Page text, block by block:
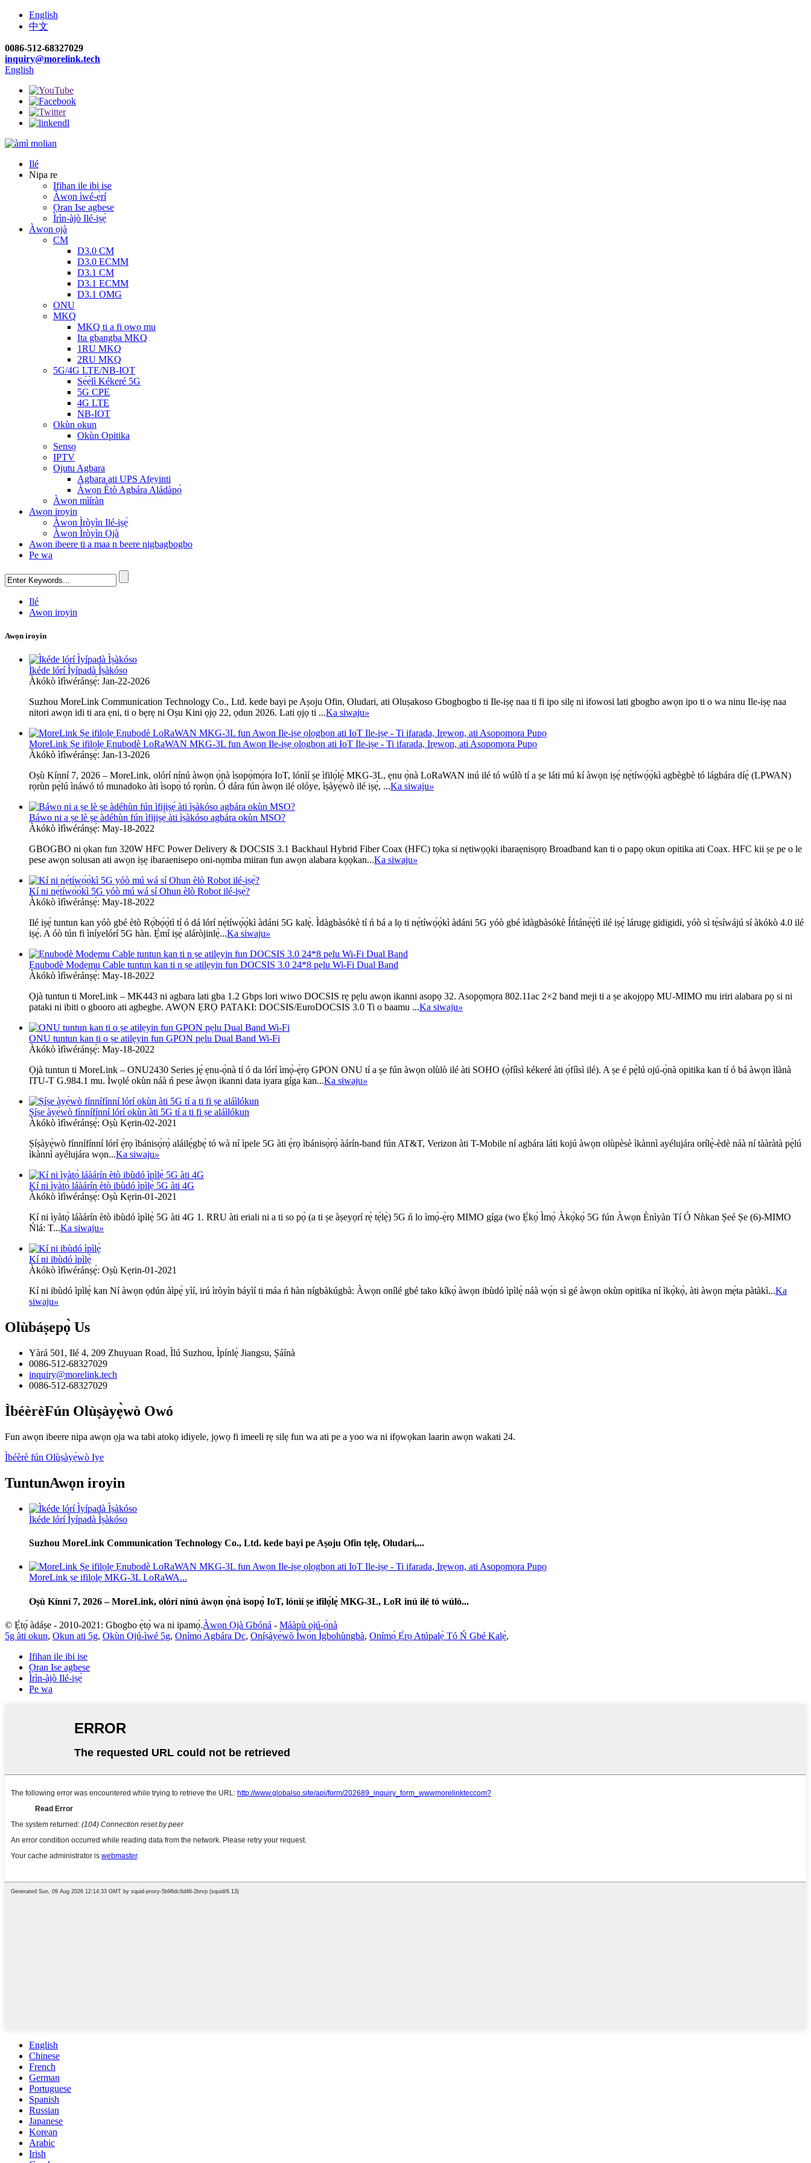
English
中文
0086-512-68327029
inquiry@morelink.tech
English
Ilé
Nipa re
Ifihan ile ibi ise
Àwọn ìwé-ẹ̀rí
Ọran Ise agbese
Ìrìn-àjò Ilé-iṣẹ́
Àwọn ọjà
CM
D3.0 CM
D3.0 ECMM
D3.1 CM
D3.1 ECMM
D3.1 OMG
ONU
MKQ
MKQ ti a fi ọwọ mu
Ita gbangba MKQ
1RU MKQ
2RU MKQ
5G/4G LTE/NB-IOT
Sẹ́ẹ̀lì Kékeré 5G
5G CPE
4G LTE
NB-IOT
Okùn okun
Okùn Opitika
Sensọ
IPTV
Ojutu Agbara
Agbara ati UPS Afẹyinti
Àwọn Ètò Agbára Aládàpọ̀
Àwọn mìíràn
Awọn iroyin
Àwọn Ìròyìn Ilé-iṣẹ́
Àwọn Ìròyìn Ọjà
Awọn ibeere ti a maa n beere nigbagbogbo
Pe wa
Ilé
Awọn iroyin
Awọn iroyin
Ìkéde lórí Ìyípadà Ìṣàkóso
Àkókò ìfìwéránṣẹ́: Jan-22-2026
Suzhou MoreLink Communication Technology Co., Ltd. kede bayi pe Aṣoju Ofin, Oludari, ati Oluṣakoso Gbogbogbo ti Ile-iṣẹ naa ti fi ipo silẹ ni ifowosi lati gbogbo awọn ipo ti o wa ninu Ile-iṣẹ naa
nitori awọn idi ti ara ẹni, ti o bẹrẹ ni Oṣu Kini ọjọ 22, ọdun 2026. Lati ọjọ ti ...Ka siwaju»
MoreLink Ṣe ifilọlẹ Ẹnubodè LoRaWAN MKG-3L fun Awọn Ile-iṣẹ ọlọgbọn ati IoT Ile-iṣẹ - Ti ifarada, Irẹwọn, ati Asopọmọra Pupọ
Àkókò ìfìwéránṣẹ́: Jan-13-2026
Oṣù Kínní 7, 2026 – MoreLink, olórí nínú àwọn ọ̀nà ìsopọ̀mọ́ra IoT, lónìí ṣe ìfilọ́lẹ̀ MKG-3L, ẹnu ọ̀nà LoRaWAN inú ilé tó wúlò tí a ṣe láti mú kí àwọn iṣẹ́ nẹ́tíwọ́ọ̀kì agbègbè tó lágbára díẹ̀ (LPWAN)
rọrùn pẹ̀lú ìnáwó tó munadoko àti ìsopọ̀ tó rọrùn. Ó dára fún àwọn ilé olóye, ìṣàyẹ̀wò ilé iṣẹ́, ...Ka siwaju»
Báwo ni a ṣe lè ṣe àdéhùn fún ìfijiṣẹ́ àti ìṣàkóso agbára okùn MSO?
Àkókò ìfìwéránṣẹ́: May-18-2022
GBOGBO ni ọkan fun 320W HFC Power Delivery & DOCSIS 3.1 Backhaul Hybrid Fiber Coax (HFC) tọka si nẹtiwọọki ibaraẹnisọrọ Broadband kan ti o papọ okun opitika ati Coax. HFC kii ṣe pe o le
pese awọn solusan ati awọn iṣẹ ibaraenisepo oni-nọmba miiran fun awọn alabara kọọkan...Ka siwaju»
Kí ni nẹ́tíwọ́ọ̀kì 5G yóò mú wá sí Ohun èlò Robot ilé-iṣẹ́?
Àkókò ìfìwéránṣẹ́: May-18-2022
Ilé iṣẹ́ tuntun kan yóò gbé ètò Rọ́bọ́ọ̀tì tí ó dá lórí nẹ́tíwọ́ọ̀kì àdáni 5G kalẹ̀. Ìdàgbàsókè tí ń bá a lọ ti nẹ́tíwọ́ọ̀kì àdáni 5G yóò gbé ìdàgbàsókè Íńtánẹ́ẹ̀tì ilé iṣẹ́ lárugẹ gidigidi, yóò sì tẹ̀síwájú sí àkókò 4.0 ilé
iṣẹ́. A óò tún fi ìníyelórí 5G hàn. Ẹ̀mí iṣẹ́ aláròjinlẹ̀...Ka siwaju»
Ẹnubodè Modẹmu Cable tuntun kan ti n ṣe atilẹyin fun DOCSIS 3.0 24*8 pẹlu Wi-Fi Dual Band
Àkókò ìfìwéránṣẹ́: May-18-2022
Ọjà tuntun ti MoreLink – MK443 ni agbara lati gba 1.2 Gbps lori wiwo DOCSIS rẹ pẹlu awọn ikanni asopọ 32. Asopọmọra 802.11ac 2×2 band meji ti a ṣe akojọpọ MU-MIMO mu iriri alabara pọ si ni
pataki ni ibiti o gbooro ati agbegbe. AWỌN ẸRỌ PATAKI: DOCSIS/EuroDOCSIS 3.0 Ti o baamu ...Ka siwaju»
ONU tuntun kan ti o ṣe atilẹyin fun GPON pẹlu Dual Band Wi-Fi
Àkókò ìfìwéránṣẹ́: May-18-2022
Ọjà tuntun ti MoreLink – ONU2430 Series jẹ́ ẹnu-ọ̀nà tí ó da lórí ìmọ̀-ẹ̀rọ GPON ONU tí a ṣe fún àwọn olùlò ilé àti SOHO (ọ̀fíìsì kékeré àti ọ́fíìsì ilé). A ṣe é pẹ̀lú ojú-ọ̀nà opitika kan tí ó bá àwọn ìlànà
ITU-T G.984.1 mu. Ìwọlé okùn náà ń pese àwọn ikanni data iyara gíga kan...Ka siwaju»
Ṣíṣe àyẹ̀wò fínnífínní lórí okùn àti 5G tí a ti fi ṣe aláìlókun
Àkókò ìfìwéránṣẹ́: Oṣù Kẹrin-02-2021
Ṣíṣàyẹ̀wò fínnífínní lórí ẹ̀rọ ìbánisọ̀rọ̀ aláilẹ́gbẹ́ tó wà ní ìpele 5G àti ẹ̀rọ ìbánisọ̀rọ̀ àárín-band fún AT&T, Verizon àti T-Mobile ní agbára láti kojú àwọn olùpèsè ìkànnì ayélujára orílẹ̀-èdè náà ní tààràtà pẹ̀lú
ìkànnì ayélujára wọn...Ka siwaju»
Kí ni ìyàtọ̀ láàárín ètò ibùdó ìpìlẹ̀ 5G àti 4G
Àkókò ìfìwéránṣẹ́: Oṣù Kẹrin-01-2021
Kí ni ìyàtọ̀ láàárín ètò ibùdó ìpìlẹ̀ 5G àti 4G 1. RRU àti eriali ni a ti so pọ̀ (a ti ṣe àṣeyọrí rẹ̀ tẹ́lẹ̀) 5G ń lo ìmọ̀-ẹ̀rọ MIMO gíga (wo Ẹ̀kọ́ Ìmọ̀ Àkọ́kọ́ 5G fún Àwọn Ènìyàn Tí Ó Nǹkan Ṣeé Ṣe (6)-MIMO
Ńlá: T...Ka siwaju»
Kí ni ibùdó ìpìlẹ̀
Àkókò ìfìwéránṣẹ́: Oṣù Kẹrin-01-2021
Kí ni ibùdó ìpìlẹ̀ kan Ní àwọn ọdún àìpẹ́ yìí, irú ìròyìn báyìí ti máa ń hàn nígbàkúgbà: Àwọn onílé gbé tako kíkọ́ àwọn ibùdó ìpìlẹ̀ náà wọ́n sì gé àwọn okùn opitika ní ìkọ̀kọ̀, àti àwọn mẹ́ta pàtàkì...Ka
siwaju»
Olùbáṣepọ̀ Us
Yàrá 501, Ilé 4, 209 Zhuyuan Road, Ìlú Suzhou, Ìpínlẹ̀ Jiangsu, Ṣáínà
0086-512-68327029
inquiry@morelink.tech
0086-512-68327029
ÌbéèrèFún Olùṣàyẹ̀wò Owó
Fun awọn ibeere nipa awọn ọja wa tabi atokọ idiyele, jọwọ fi imeeli rẹ silẹ fun wa ati pe a yoo wa ni ifọwọkan laarin awọn wakati 24.
Ìbéèrè fún Olùṣàyẹ̀wò Iye
TuntunAwọn iroyin
Ìkéde lórí Ìyípadà Ìṣàkóso
Suzhou MoreLink Communication Technology Co., Ltd. kede bayi pe Aṣoju Ofin tẹlẹ, Oludari,...
MoreLink ṣe ifilọlẹ MKG-3L LoRaWA...
Oṣù Kínní 7, 2026 – MoreLink, olórí nínú àwọn ọ̀nà ìsopọ̀ IoT, lónìí ṣe ìfilọ́lẹ̀ MKG-3L, LoR inú ilé tó wúlò...
© Ẹ̀tọ́ àdáṣe - 2010-2021: Gbogbo ẹ̀tọ́ wa ni ipamọ́.Àwọn Ọjà Gbóná - Máàpù ojú-ọ̀nà
5g àti okun, Okun ati 5g, Okùn Ojú-ìwé 5g, Onímọ̀ Agbára Dc, Oníṣàyẹ̀wò Ìwọ̀n Ìgbohùngbà, Onímọ̀ Ẹ̀rọ Atúpalẹ̀ Tó Ń Gbé Kalẹ̀,
Ifihan ile ibi ise
Ọran Ise agbese
Ìrìn-àjò Ilé-iṣẹ́
Pe wa
English
Chinese
French
German
Portuguese
Spanish
Russian
Japanese
Korean
Arabic
Irish